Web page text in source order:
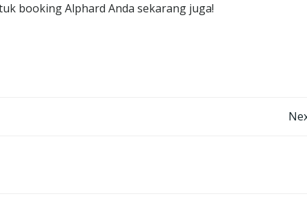
booking Alphard Anda sekarang juga!